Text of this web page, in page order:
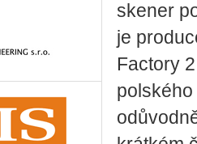
skener
je
Factory